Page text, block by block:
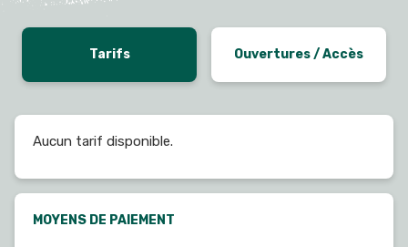
Tarifs Ouvertures / Accès
Aucun tarif disponible.
MOYENS DE PAIEMENT